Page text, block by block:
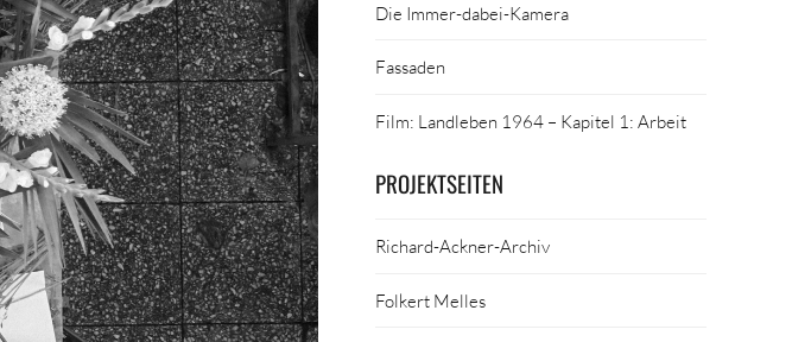
Die Immer-dabei-Kamera
Fassaden
Film: Landleben 1964 – Kapitel 1: Arbeit
PROJEKTSEITEN
Richard-Ackner-Archiv
Folkert Melles